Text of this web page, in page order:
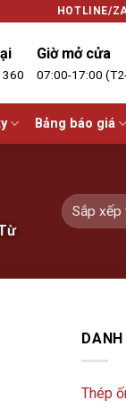
HOTLINE/
Giờ mở cửa
07:00-17:00
Bảng báo giá
Thép